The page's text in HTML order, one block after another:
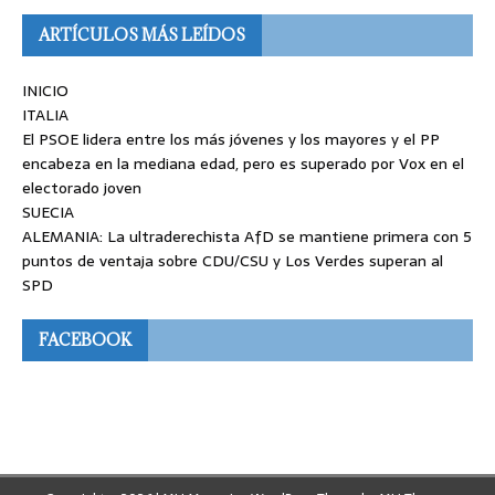
ARTÍCULOS MÁS LEÍDOS
INICIO
ITALIA
El PSOE lidera entre los más jóvenes y los mayores y el PP
encabeza en la mediana edad, pero es superado por Vox en el
electorado joven
SUECIA
ALEMANIA: La ultraderechista AfD se mantiene primera con 5
puntos de ventaja sobre CDU/CSU y Los Verdes superan al
SPD
FACEBOOK